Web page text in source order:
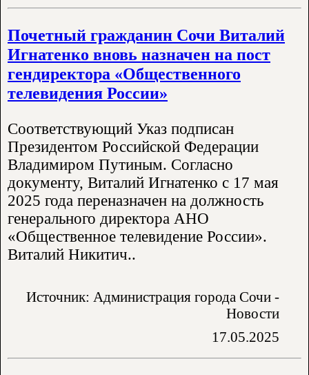
Почетный гражданин Сочи Виталий
Игнатенко вновь назначен на пост
гендиректора «Общественного
телевидения России»
Соответствующий Указ подписан
Президентом Российской Федерации
Владимиром Путиным. Согласно
документу, Виталий Игнатенко с 17 мая
2025 года переназначен на должность
генерального директора АНО
«Общественное телевидение России».
Виталий Никитич..
Источник: Администрация города Сочи -
Новости
17.05.2025